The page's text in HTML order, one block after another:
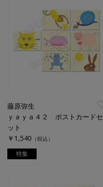
藤原弥生
ｙａｙａ４２ ポストカードセ
ット
￥1,540 （税込）
特集